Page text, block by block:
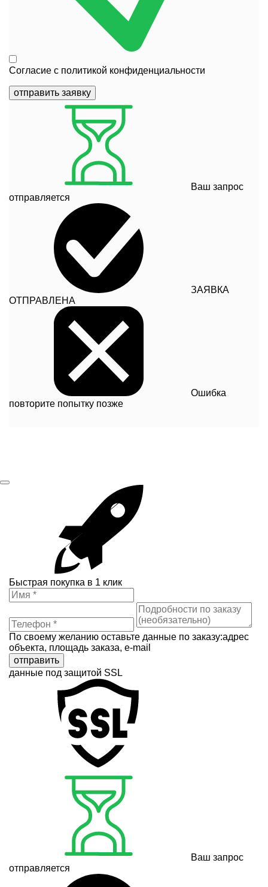
Согласие с политикой конфиденциальности
отправить заявку
Ваш запрос
отправляется
ЗАЯВКА
ОТПРАВЛЕНА
Ошибка
повторите попытку позже
Быстрая покупка в 1 клик
По своему желанию оставьте данные по заказу:адрес
объекта, площадь заказа, e-mail
отправить
данные под защитой SSL
Ваш запрос
отправляется